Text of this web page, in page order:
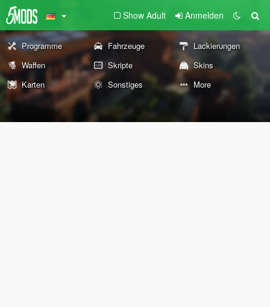
Show Adult Anmelden
Programme Fahrzeuge
Lackierungen
Waffen
Skripte
Skins
Karten
Sonstiges More